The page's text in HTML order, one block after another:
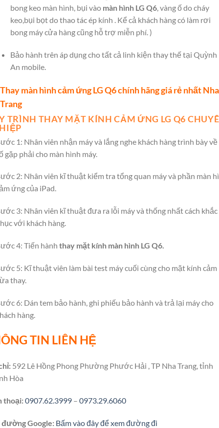
bong keo màn hình, bụi vào màn hình LG Q6, vàng ố do cháy
keo,bụi bọt do thao tác ép kính . Kể cả khách hàng có làm rơi
bong máy cửa hàng cũng hỗ trợ miễn phí. )
Bảo hành trên áp dụng cho tất cả linh kiện thay thế tại Quỳnh
An mobile.
Thay màn hình cảm ứng LG Q6 chính hãng giá rẻ nhất Nha
Trang
TRÌNH THAY MẶT KÍNH CẢM ỨNG LG Q6
1: Nhân viên nhận máy và lắng nghe khách hàng trình bày
gặp phải cho màn hình máy.
2: Nhân viên kĩ thuật kiểm tra tổng quan máy và phần màn
ứng của iPad.
3: Nhân viên kĩ thuật đưa ra lỗi máy và thống nhất cách khắc
với khách hàng.
4: Tiến hành thay mặt kính màn hình LG Q6.
5: Kĩ thuật viên làm bài test máy cuối cùng cho mặt kính
thay.
6: Dán tem bảo hành, ghi phiếu bảo hành và trả lại máy cho
hàng.
TIN LIÊN HỆ
592 Lê Hồng Phong Phường Phước Hải , TP Nha Trang, tỉnh
Hòa
thoại:0907.62.3999 – 0973.29.6060
đường Google: Bấm vào đây để xem đường đi